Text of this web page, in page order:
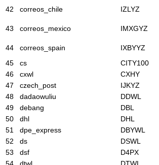
42
correos_chile IZLYZ
43
correos_mexico IMXGYZ
44
correos_spain IXBYYZ
45
cs CITY100
46
cxwl CXHY
47
czech_post IJKYZ
48
dadaowuliu DDWL
49
debang DBL
50
dhl DHL
51
dpe_express DBYWL
52
ds DSWL
53
dsf D4PX